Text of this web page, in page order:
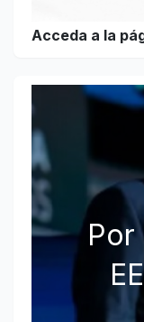
Acceda a la